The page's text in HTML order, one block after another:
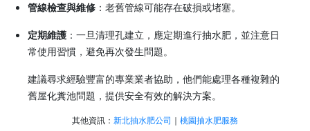
管線檢查與維修 ：老舊管線可能存在破損或堵塞。
定期維護 ：一旦清理孔建立，應定期進行抽水肥，並注意日
常使用習慣，避免再次發生問題。
建議尋求經驗豐富的專業業者協助，他們能處理各種複雜的
舊屋化糞池問題，提供安全有效的解決方案。
其他資訊： 新北抽水肥公司 ｜ 桃園抽水肥服務